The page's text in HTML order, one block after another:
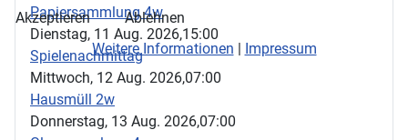
Papiersammlung 4w
Dienstag, 11 Aug. 2026,15:00
Spielenachmittag
Mittwoch, 12 Aug. 2026,07:00
Hausmüll 2w
Donnerstag, 13 Aug. 2026,07:00
Akzeptieren
Ablehnen
Weitere Informationen | Impressum